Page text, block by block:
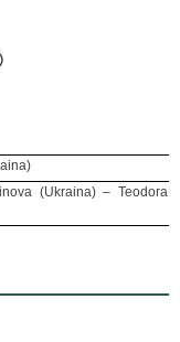
(Ukraina) – Teodora